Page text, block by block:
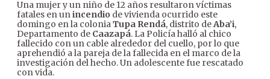
Una mujer y un niño de 12 años resultaron víctimas
fatales en unincendio de vivienda ocurrido este
domingo en la coloniaTupa Rendá, distrito deAba’i,
Departamento de Caazapá. La Policía halló al chico
fallecido con un cable alrededor del cuello, por lo que
aprehendió a la pareja de la fallecida en el marco de la
investigación del hecho. Un adolescente fue rescatado
con vida.